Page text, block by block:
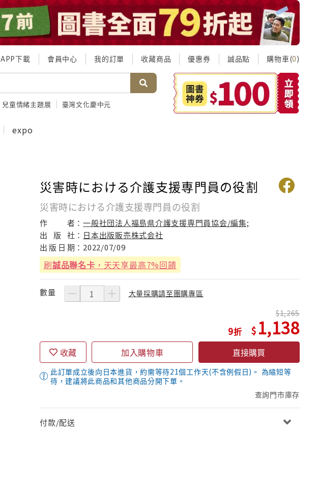
APP下載 會員中心 我的訂單 收藏商品 優惠券 誠品點 購物車(0)
兒童情緒主題展 臺灣文化慶中元
expo
災害時における介護支援専門員の役割
災害時における介護支援専門員の役割
作 者：一般社団法人福島県介護支援専門員協会/編集;
出
版 社： 日本出版販売株式会社
出 版 日 期： 2022/07/09
刷誠品聯名卡 ，天天享最高7%回饋
數量 大量採購請至團購專區
9
1,265
1,138
收藏 加入購物車 直接購買
此訂單成立後向日本進貨，約需等待21個工作天(不含例假日)。 為縮短等
待，建議將此商品和其他商品分開下單。
查詢門市庫存
付款/配送